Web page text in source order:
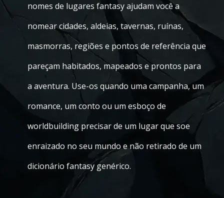
nomes de lugares fantasy ajudam você a
nomear cidades, aldeias, tavernas, ruínas,
masmorras, regiões e pontos de referência que
pareçam habitados, mapeados e prontos para
a aventura. Use-os quando uma campanha, um
romance, um conto ou um esboço de
worldbuilding precisar de um lugar que soe
enraizado no seu mundo e não retirado de um
dicionário fantasy genérico.